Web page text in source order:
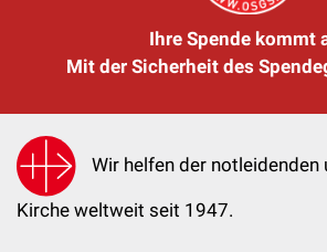
Ihre Spende kommt
Mit der Sicherheit des
Wir helfen der notleidenden
Kirche weltweit seit 1947.